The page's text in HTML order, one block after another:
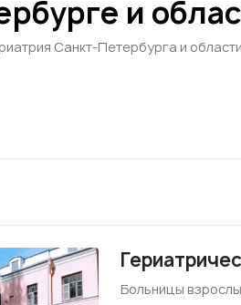
и
Санкт-Петербурга и
Больницы